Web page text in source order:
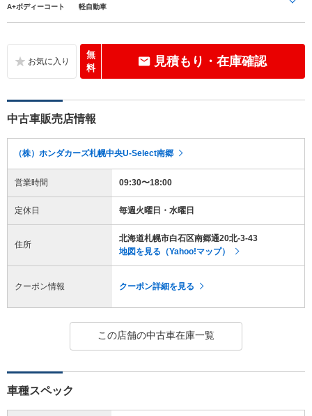
A+ボディーコート 軽自動車
無
料
見積もり・在庫確認
中古車販売店情報
（株）ホンダカーズ札幌中央U-Select南郷
営業時間 09:30〜18:00
定休日 毎週火曜日・水曜日
住所
北海道札幌市白石区南郷通20北-3-43
地図を見る（Yahoo!マップ）
クーポン情報 クーポン詳細を見る
この店舗の中古車在庫一覧
車種スペック